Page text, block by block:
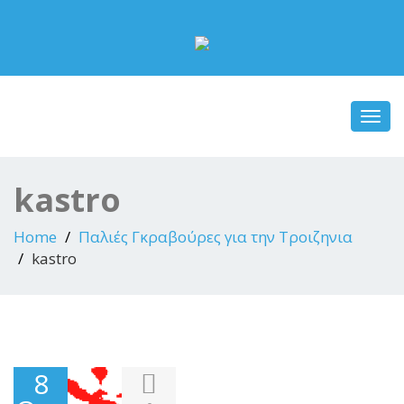
kastro
Home
Παλιές Γκραβούρες για την Τροιζηνια
kastro
8